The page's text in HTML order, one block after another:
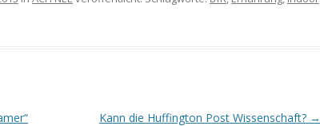
Kann die Huffington Post Wissenschaft? →